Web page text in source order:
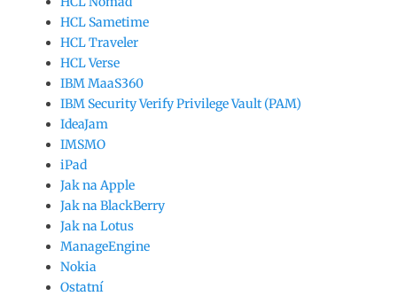
HCL Sametime
HCL Traveler
HCL Verse
IBM MaaS360
IBM Security Verify Privilege Vault (PAM)
IdeaJam
IMSMO
iPad
Jak na Apple
Jak na BlackBerry
Jak na Lotus
ManageEngine
Nokia
Ostatní